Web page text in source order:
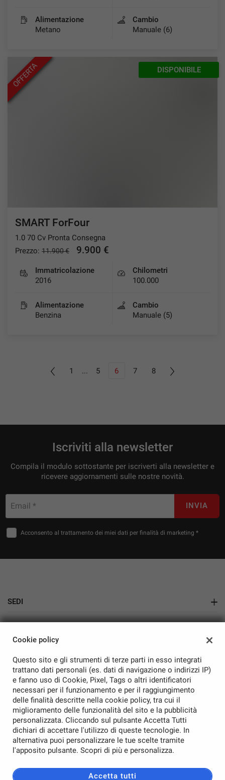
Alimentazione
Metano
Cambio
Manuale (6)
OFFERTA DISPONIBILE
SMART ForFour
1.0 70 Cv Pronta Consegna
Prezzo: 11.900 € 9.900 €
Immatricolazione
2016
Chilometri
100.000
Alimentazione
Benzina
Cambio
Manuale (5)
1 ... 5 6 7 8
Iscriviti alla newsletter
Compila il modulo sottostante per iscriverti alla newsletter e
ricevere aggiornamenti sulle nostre novità.
Email * INVIA
Acconsento al trattamento dei miei dati per finalità di marketing *
SEDI
Showroom Auto Nuove e Usate
Contatti
TORNA IN CIMA
Copyright © 2026 Rampini Auto Srl - P.IVA 01541800544 -
l'informativa sulla privacy-Cookie Policy
Sito creato da:
Cookie policy
Questo sito e gli strumenti di terze parti in esso integrati
trattano dati personali (es. dati di navigazione o indirizzi IP)
e fanno uso di Cookie, Pixel, Tags o altri identificatori
necessari per il funzionamento e per il raggiungimento
delle finalità descritte nella cookie policy, tra cui il
miglioramento delle funzionalità del sito e la pubblicità
personalizzata. Cliccando sul pulsante Accetta Tutti
dichiari di accettare l'utilizzo di queste tecnologie. In
alternativa puoi personalizzare le tue scelte tramite
l'apposito pulsante. Scopri di più e personalizza.
Accetta tutti